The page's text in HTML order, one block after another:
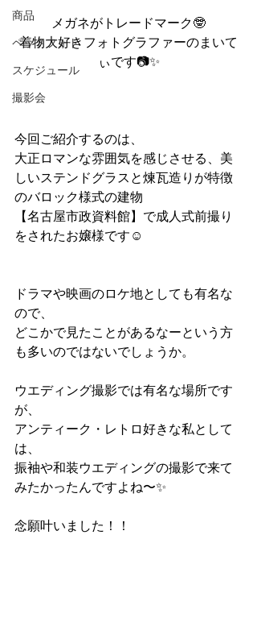
商品
ペットフォト
スケジュール
撮影会
メガネがトレードマーク🤓
着物大好きフォトグラファーのまいて
ぃです📷✨
今回ご紹介するのは、
大正ロマンな雰囲気を感じさせる、美
しいステンドグラスと煉瓦造りが特徴
のバロック様式の建物
【名古屋市政資料館】で成人式前撮り
をされたお嬢様です☺︎
ドラマや映画のロケ地としても有名な
ので、
どこかで見たことがあるなーという方
も多いのではないでしょうか。
ウエディング撮影では有名な場所です
が、
アンティーク・レトロ好きな私として
は、
振袖や和装ウエディングの撮影で来て
みたかったんですよね〜✨
念願叶いました！！